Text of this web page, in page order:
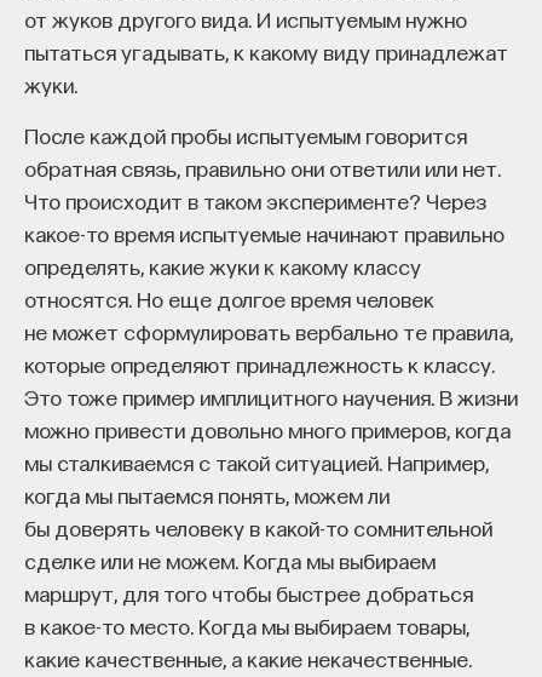
от жуков другого вида. И испытуемым нужно
пытаться угадывать, к какому виду принадлежат
жуки.
После каждой пробы испытуемым говорится
обратная связь, правильно они ответили или нет.
Что происходит в таком эксперименте? Через
какое-то время испытуемые начинают правильно
определять, какие жуки к какому классу
относятся. Но еще долгое время человек
не может сформулировать вербально те правила,
которые определяют принадлежность к классу.
Это тоже пример имплицитного научения. В жизни
можно привести довольно много примеров, когда
мы сталкиваемся с такой ситуацией. Например,
когда мы пытаемся понять, можем ли
бы доверять человеку в какой-то сомнительной
сделке или не можем. Когда мы выбираем
маршрут, для того чтобы быстрее добраться
в какое-то место. Когда мы выбираем товары,
какие качественные, а какие некачественные.